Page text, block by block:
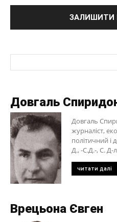
Довгаль
Довгаль
журналіст,
політичний і
Д., -С.Д.-, С. Д-
читати далі
Врецьона Євген